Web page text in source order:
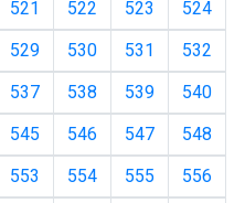
521 522 523
524
529 530 531
532
537 538 539
540
545 546 547
548
553 554 555
556